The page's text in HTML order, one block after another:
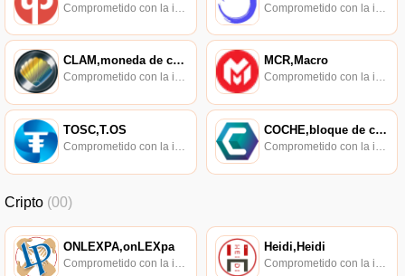
CLAM,moneda de concha,almejas
Comprometido con la investigación de políticas en los campos de las nuevas finanzas, las finanzas internacionales y los mercados financieros.
MCR,Macro
Comprometido con la investigación de políticas en los campos de las nuevas finanzas, las finanzas internacionales y los mercados financieros.
TOSC,T.OS
Comprometido con la investigación de políticas en los campos de las nuevas finanzas, las finanzas internacionales y los mercados financieros.
COCHE,bloque de coche
Comprometido con la investigación de políticas en los campos de las nuevas finanzas, las finanzas internacionales y los mercados financieros.
Cripto (00)
ONLEXPA,onLEXpa Heidi,Heidi